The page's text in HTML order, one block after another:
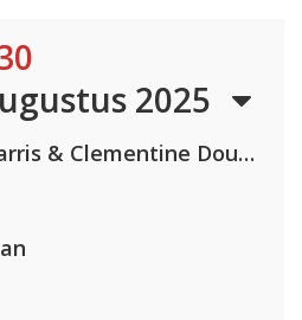
2025
Calvin Harris & Clementine Douglas